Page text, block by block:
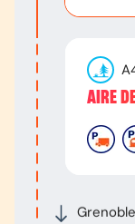
Grenoble
AIRE